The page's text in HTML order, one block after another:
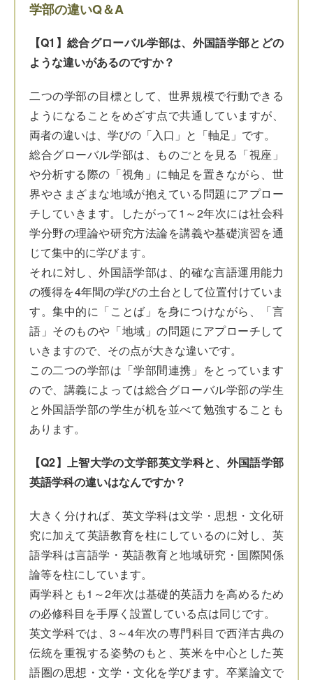
学部の違いQ＆A
【Q1】総合グローバル学部は、外国語学部とどの
ような違いがあるのですか？
二つの学部の目標として、世界規模で行動できる
ようになることをめざす点で共通していますが、
両者の違いは、学びの「入口」と「軸足」です。
総合グローバル学部は、ものごとを見る「視座」
や分析する際の「視角」に軸足を置きながら、世
界やさまざまな地域が抱えている問題にアプロー
チしていきます。したがって1～2年次には社会科
学分野の理論や研究方法論を講義や基礎演習を通
じて集中的に学びます。
それに対し、外国語学部は、的確な言語運用能力
の獲得を4年間の学びの土台として位置付けていま
す。集中的に「ことば」を身につけながら、「言
語」そのものや「地域」の問題にアプローチして
いきますので、その点が大きな違いです。
この二つの学部は「学部間連携」をとっています
ので、講義によっては総合グローバル学部の学生
と外国語学部の学生が机を並べて勉強することも
あります。
【Q2】上智大学の文学部英文学科と、外国語学部
英語学科の違いはなんですか？
大きく分ければ、英文学科は文学・思想・文化研
究に加えて英語教育を柱にしているのに対し、英
語学科は言語学・英語教育と地域研究・国際関係
論等を柱にしています。
両学科とも1～2年次は基礎的英語力を高めるため
の必修科目を手厚く設置している点は同じです。
英文学科では、3～4年次の専門科目で西洋古典の
伝統を重視する姿勢のもと、英米を中心とした英
語圏の思想・文学・文化を学びます。卒業論文で